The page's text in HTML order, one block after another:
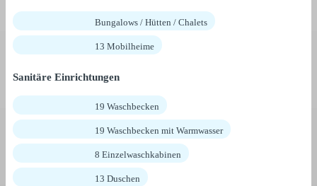
Bungalows / Hütten / Chalets
13 Mobilheime
Sanitäre Einrichtungen
19 Waschbecken
19 Waschbecken mit Warmwasser
8 Einzelwaschkabinen
13 Duschen